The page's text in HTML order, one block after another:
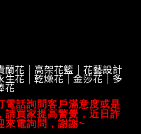
花｜高架花籃｜花藝設計
花｜乾燥花｜金莎花｜多
花
電話詢問客戶滿意度或是
請買家提高警覺，近日詐
來電詢問，謝謝~